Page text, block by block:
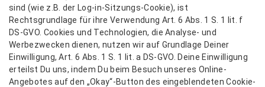
sind (wie z.B. der Log-in-Sitzungs-Cookie), ist
Rechtsgrundlage für ihre Verwendung Art. 6 Abs. 1 S. 1 lit. f
DS-GVO. Cookies und Technologien, die Analyse- und
Werbezwecken dienen, nutzen wir auf Grundlage Deiner
Einwilligung, Art. 6 Abs. 1 S. 1 lit. a DS-GVO. Deine Einwilligung
erteilst Du uns, indem Du beim Besuch unseres Online-
Angebotes auf den „Okay“-Button des eingeblendeten Cookie-